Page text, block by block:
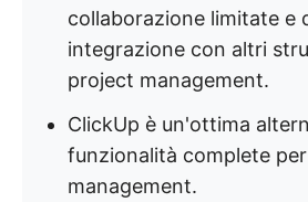
collaborazione limitate e
integrazione con altri
project management.
ClickUp è un'ottima
funzionalità complete
management.